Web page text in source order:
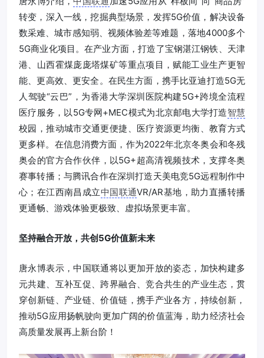
转变，深入一线，挖掘典型场景，发挥5G价值，解决设备
数采难、城市感知弱、视频体验差等难题，落地4000多个
5G商业化项目。在产业方面，打造了宝钢湛江钢铁、天津
港、山西霍煤庞庞塔煤矿等重点项目，赋能工业生产更智
能、更高效、更安全。在民生方面，携手比亚迪打造5G无
人驾驶“云巴”，为香港大学深圳医院构建5G+跨境全流程
医疗服务，以5G专网+MEC模式为北京邮电大学打造智慧
校园，推动城市交通更便捷、医疗资源更均衡、教育方式
更多样。在信息消费方面，作为2022年北京冬奥会和冬残
奥会的官方合作伙伴，以5G+超高清视频技术，支撑冬奥
赛事转播；与腾讯合作在深圳打造天美电竞5G远程制作中
心；在江西南昌成立中国联通VR/AR基地，助力直播转播
更通畅、游戏体验更极致、虚拟场景更丰富。
坚持融合开放，共创5G价值新未来
唐永博表示，中国联通将以更加开放的姿态，加快构建多
元共建、互补互促、跨界融合、竞合共生的产业生态，贯
穿创新链、产业链、价值链，携手产业各方，持续创新，
推动5G应用扬帆驶向更加广阔的价值蓝海，助力经济社会
高质量发展再上新台阶！